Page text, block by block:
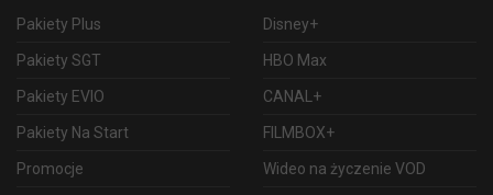
Pakiety Plus
Pakiety SGT
Pakiety EVIO
Pakiety Na Start
Promocje
Disney+
HBO Max
CANAL+
FILMBOX+
Wideo na życzenie VOD